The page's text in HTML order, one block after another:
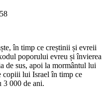
în timp ce creștinii și evreii
poporului evreu și învierea
de sus, apoi la mormântul lui
copiii lui Israel în timp ce
3 000 de ani.